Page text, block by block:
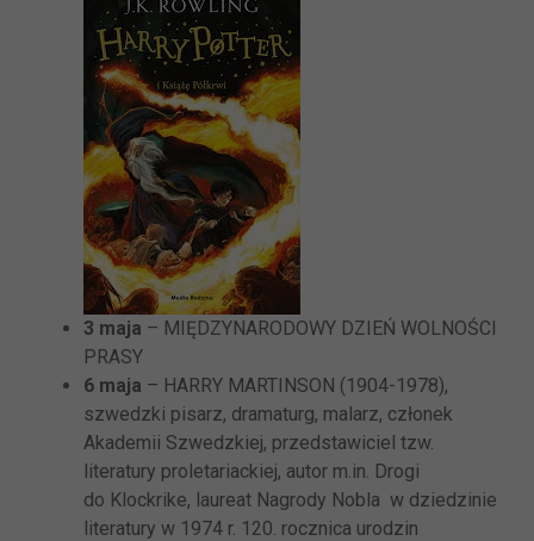
3 maja – MIĘDZYNARODOWY DZIEŃ WOLNOŚCI
PRASY
6 maja – HARRY MARTINSON (1904-1978),
szwedzki pisarz, dramaturg, malarz, członek
Akademii Szwedzkiej, przedstawiciel tzw.
literatury proletariackiej, autor m.in. Drogi
do Klockrike, laureat Nagrody Nobla w dziedzinie
literatury w 1974 r. 120. rocznica urodzin